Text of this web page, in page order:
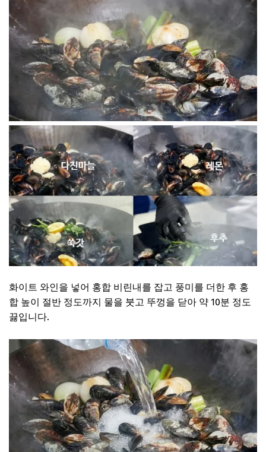
화이트 와인을 넣어 홍합 비린내를 잡고 풍미를 더한 후 홍
합 높이 절반 정도까지 물을 붓고 뚜껑을 닫아 약 10분 정도
끓입니다.